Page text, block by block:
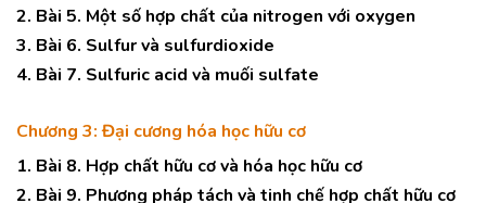
2. Bài 5. Một số hợp chất của nitrogen với oxygen
3. Bài 6. Sulfur và sulfurdioxide
4. Bài 7. Sulfuric acid và muối sulfate
Chương 3: Đại cương hóa học hữu cơ
1. Bài 8. Hợp chất hữu cơ và hóa học hữu cơ
2. Bài 9. Phương pháp tách và tinh chế hợp chất hữu cơ